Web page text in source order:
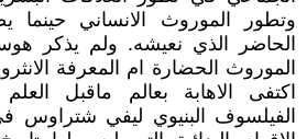
وتطور الموروث الانساني حينما
الحاضر الذي نعيشه. ولم يذكر
الموروث الحضارة ام المعرفة
اكتفى الاهابة بعالم ماقبل
الفيلسوف البنيوي ليفي شتراوس